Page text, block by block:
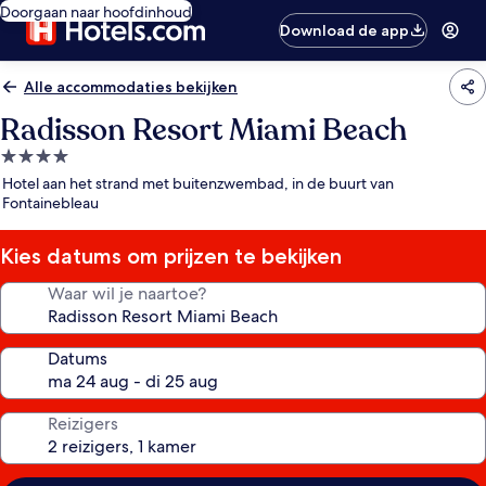
Doorgaan naar hoofdinhoud
Download de app
Alle accommodaties bekijken
Radisson Resort Miami Beach
4.0-
sterrenaccommodatie
Hotel aan het strand met buitenzwembad, in de buurt van
Fontainebleau
Kies datums om prijzen te bekijken
Waar wil je naartoe?
Datums
Reizigers